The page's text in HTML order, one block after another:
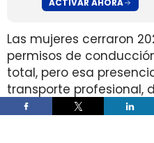
ACTIVAR AHORA
Las mujeres cerraron
permisos de
total, pero esa
transporte profesional,
representan el 2% de